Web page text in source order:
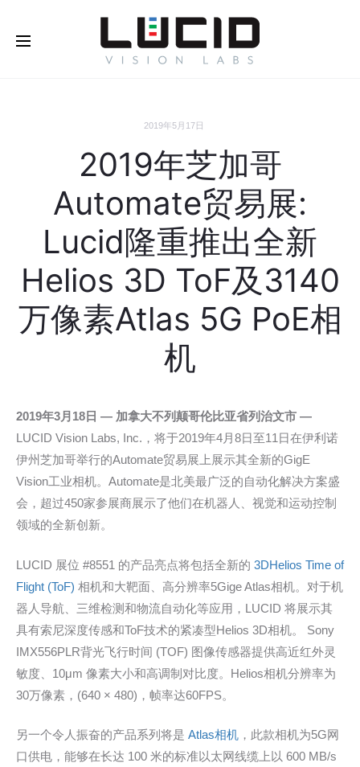
2019年5月17日
2019年芝加哥
Automate贸易展:
Lucid隆重推出全新
Helios 3D ToF及3140
万像素Atlas 5G PoE相
机
2019年3月18日 — 加拿大不列颠哥伦比亚省列治文市 —
LUCID Vision Labs, Inc.，将于2019年4月8日至11日在伊利诺
伊州芝加哥举行的Automate贸易展上展示其全新的GigE
Vision工业相机。Automate是北美最广泛的自动化解决方案盛
会，超过450家参展商展示了他们在机器人、视觉和运动控制
领域的全新创新。
LUCID 展位 #8551 的产品亮点将包括全新的 3DHelios Time of
Flight (ToF) 相机和大靶面、高分辨率5Gige Atlas相机。对于机
器人导航、三维检测和物流自动化等应用，LUCID 将展示其
具有索尼深度传感和ToF技术的紧凑型Helios 3D相机。
Sony
IMX556PLR背光飞行时间 (TOF) 图像传感器提供高近红外灵
敏度、10μm 像素大小和高调制对比度。Helios相机分辨率为
30万像素，(640 × 480)，帧率达60FPS。
另一个令人振奋的产品系列将是 Atlas相机 ，此款相机为5G网
口供电，能够在长达 100 米的标准以太网线缆上以 600 MB/s